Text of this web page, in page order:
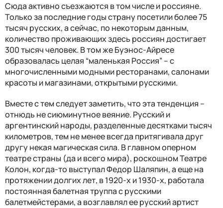
Сюда активно съезжаются в том числе и россияне.
Только за последние годы страну посетили более 75
тысяч русских, а сейчас, по некоторым данным,
количество проживающих здесь россиян достигает
300 тысяч человек. В том же Буэнос-Айресе
образовалась целая “маленькая Россия” – с
многочисленными модными ресторанами, салонами
красоты и магазинами, открытыми русскими.
Вместе с тем следует заметить, что эта тенденция –
отнюдь не сиюминутное веяние. Русский и
аргентинский народы, разделенные десятками тысяч
километров, тем не менее всегда притягивала друг
другу некая магическая сила. В главном оперном
театре страны (да и всего мира), роскошном Театре
Колон, когда-то выступал Федор Шаляпин, а еще на
протяжении долгих лет, в 1920-х и 1930-х, работала
постоянная балетная труппа с русскими
балетмейстерами, а возглавлял ее русский артист